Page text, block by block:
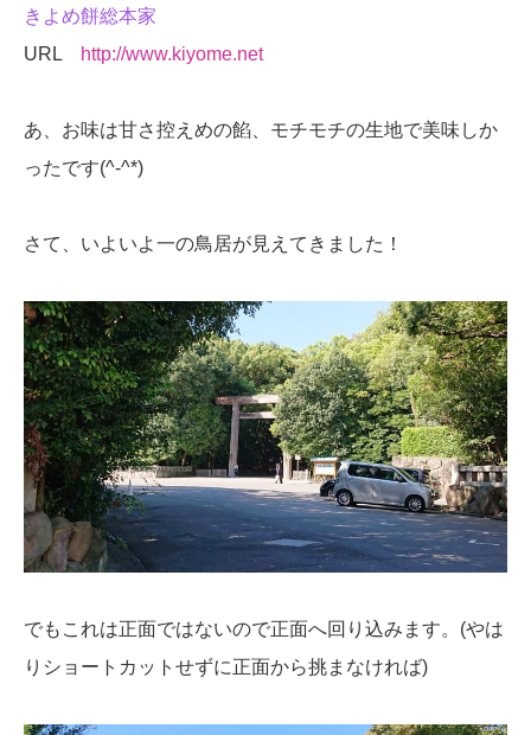
きよめ餅総本家
URL
http://www.kiyome.net
あ、お味は甘さ控えめの餡、モチモチの生地で美味しか
ったです(^-^*)
さて、いよいよ一の鳥居が見えてきました！
でもこれは正面ではないので正面へ回り込みます。(やは
りショートカットせずに正面から挑まなければ)